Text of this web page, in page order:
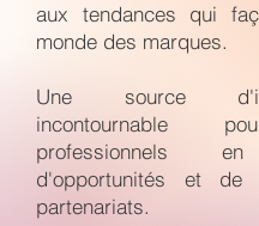
aux tendances qui
monde des marques.
Une source
incontournable
professionnels
d'opportunités et de
partenariats.